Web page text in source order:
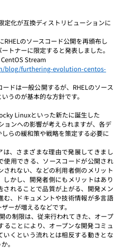
定化が互換ディストリビューションに
RHELのソースコード公開を再頒布し
トナーに限定すると発表しました。
Stream
blog/furthering-evolution-centos-
ードは一般公開するが、RHELのソース
うのが基本的な方針です。
Linuxといった新たに誕生した
ョンへの影響が考えられますが、各デ
らの緩和策や戦略を策定する必要に
は、さまざまな理由で発展してきまし
使用できる、ソースコードが公開され
されない、などの利用者側のメリット
しかし、開発者側にもメリットはあり
されることで品質が上がる、開発メン
む、ドキュメントや技術情報が多言語
ーが増えるなどです。
の制限は、従来行われてきた、オープ
ることにより、オープンな開発コミュ
いくという流れとは相反する動きとな
。